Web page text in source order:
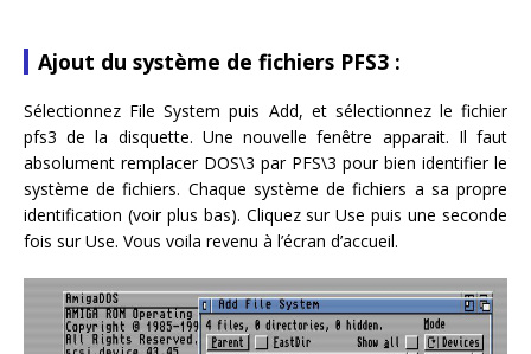
Ajout du système de fichiers PFS3 :
Sélectionnez File System puis Add, et sélectionnez le fichier
pfs3 de la disquette. Une nouvelle fenêtre apparait. Il faut
absolument remplacer DOS\3 par PFS\3 pour bien identifier le
système de fichiers. Chaque système de fichiers a sa propre
identification (voir plus bas). Cliquez sur Use puis une seconde
fois sur Use. Vous voila revenu à l’écran d’accueil.